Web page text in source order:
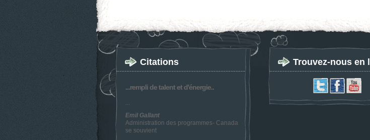
Citations
...rempli de talent et d'énergie..
...
Emil Gallant
Administration des programmes- Canada
se souvient
Trouvez-nous en